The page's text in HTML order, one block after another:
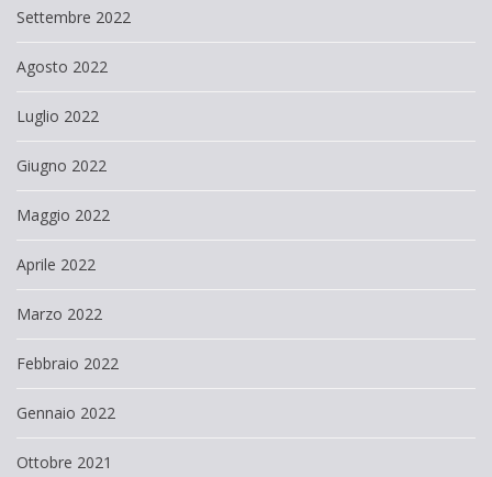
Settembre 2022
Agosto 2022
Luglio 2022
Giugno 2022
Maggio 2022
Aprile 2022
Marzo 2022
Febbraio 2022
Gennaio 2022
Ottobre 2021